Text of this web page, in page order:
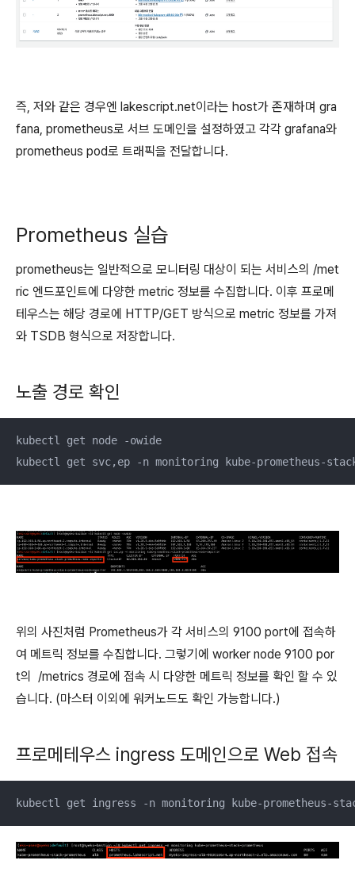
즉, 저와 같은 경우엔 lakescript.net이라는 host가 존재하며 gra
fana, prometheus로 서브 도메인을 설정하였고 각각 grafana와
prometheus pod로 트래픽을 전달합니다.
Prometheus 실습
prometheus는 일반적으로 모니터링 대상이 되는 서비스의 /met
ric 엔드포인트에 다양한 metric 정보를 수집합니다. 이후 프로메
테우스는 해당 경로에 HTTP/GET 방식으로 metric 정보를 가져
와 TSDB 형식으로 저장합니다.
노출 경로 확인
kubectl get node -owide
kubectl get svc,ep -n monitoring kube-prometheus-
위의 사진처럼 Prometheus가 각 서비스의 9100 port에 접속하
여 메트릭 정보를 수집합니다. 그렇기에 worker node 9100 por
t의 /metrics 경로에 접속 시 다양한 메트릭 정보를 확인 할 수 있
습니다. (마스터 이외에 워커노드도 확인 가능합니다.)
프로메테우스 ingress 도메인으로 Web 접속
kubectl get ingress -n monitoring kube-prometheus-